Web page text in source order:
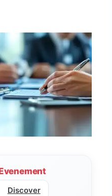
Discover